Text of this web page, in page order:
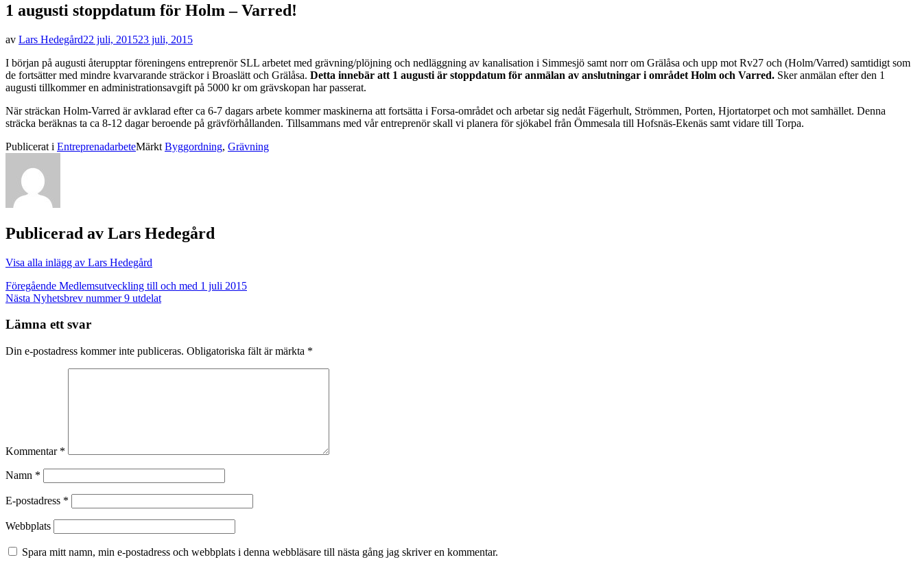
1 augusti stoppdatum för Holm – Varred!
av Lars HedegårdPublicerad
22 juli, 201523 juli, 2015
I början på augusti återupptar föreningens entreprenör SLL arbetet med grävning/plöjning och nedläggning av kanalisation i Simmesjö samt norr om Grälåsa och upp mot Rv27 och (Holm/Varred) samtidigt som
de fortsätter med mindre kvarvarande sträckor i Broaslätt och Grälåsa. Detta innebär att 1 augusti är stoppdatum för anmälan av anslutningar i området Holm och Varred. Sker anmälan efter den 1
augusti tillkommer en administrationsavgift på 5000 kr om grävskopan har passerat.
När sträckan Holm-Varred är avklarad efter ca 6-7 dagars arbete kommer maskinerna att fortsätta i Forsa-området och arbetar sig nedåt Fägerhult, Strömmen, Porten, Hjortatorpet och mot samhället. Denna
sträcka beräknas ta ca 8-12 dagar beroende på grävförhållanden. Tillsammans med vår entreprenör skall vi planera för sjökabel från Ömmesala till Hofsnäs-Ekenäs samt vidare till Torpa.
Publicerat i EntreprenadarbeteMärkt Byggordning, Grävning
Publicerad av Lars Hedegård
Visa alla inlägg av Lars Hedegård
Inläggsnavigering
Föregående Medlemsutveckling till och med 1 juli 2015
Nästa Nyhetsbrev nummer 9 utdelat
Lämna ett svar
Din e-postadress kommer inte publiceras. Obligatoriska fält är märkta *
Kommentar *
Namn *
E-postadress *
Webbplats
Spara mitt namn, min e-postadress och webbplats i denna webbläsare till nästa gång jag skriver en kommentar.